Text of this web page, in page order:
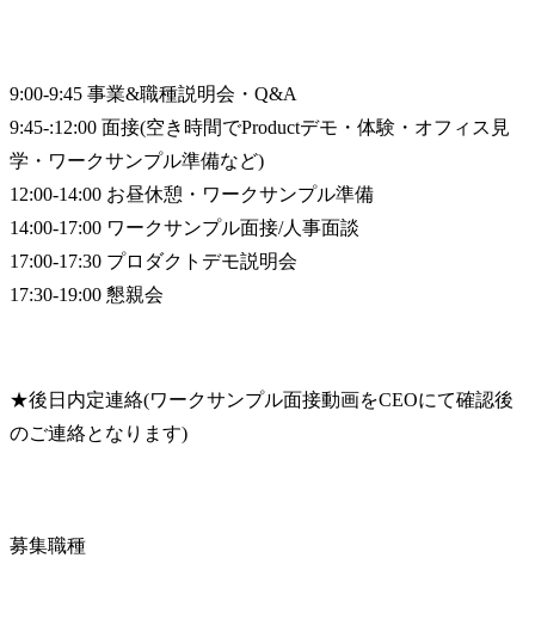
9:00-9:45 事業&職種説明会・Q&A
9:45-:12:00 面接(空き時間でProductデモ・体験・オフィス見
学・ワークサンプル準備など)
12:00-14:00 お昼休憩・ワークサンプル準備
14:00-17:00 ワークサンプル面接/人事面談
17:00-17:30 プロダクトデモ説明会
17:30-19:00 懇親会
★後日内定連絡(ワークサンプル面接動画をCEOにて確認後
のご連絡となります)
募集職種